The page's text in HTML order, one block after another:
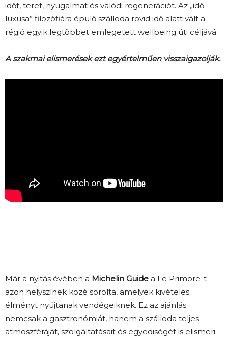
időt, teret, nyugalmat és valódi regenerációt. Az „idő
luxusa” filozófiára épülő szálloda rövid idő alatt vált a
régió egyik legtöbbet emlegetett wellbeing úti céljává.
A szakmai elismerések ezt egyértelműen visszaigazolják.
Már a nyitás évében a Michelin Guide a Le Primore-t
azon helyszínek közé sorolta, amelyek kivételes
élményt nyújtanak vendégeiknek. Ez az ajánlás
nemcsak a gasztronómiát, hanem a szálloda teljes
atmoszféráját, szolgáltatásait és egyediségét is elismeri.